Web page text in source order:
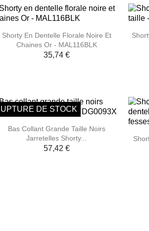
Aperçu rapide
Shorty En Dentelle Florale Noire Et
Chaines Or - MAL116BLK
35,74 €
Aperçu rapide
Bas Collant Grande Taille Noirs
Jarretelles Shorty...
57,42 €
DE STOCK